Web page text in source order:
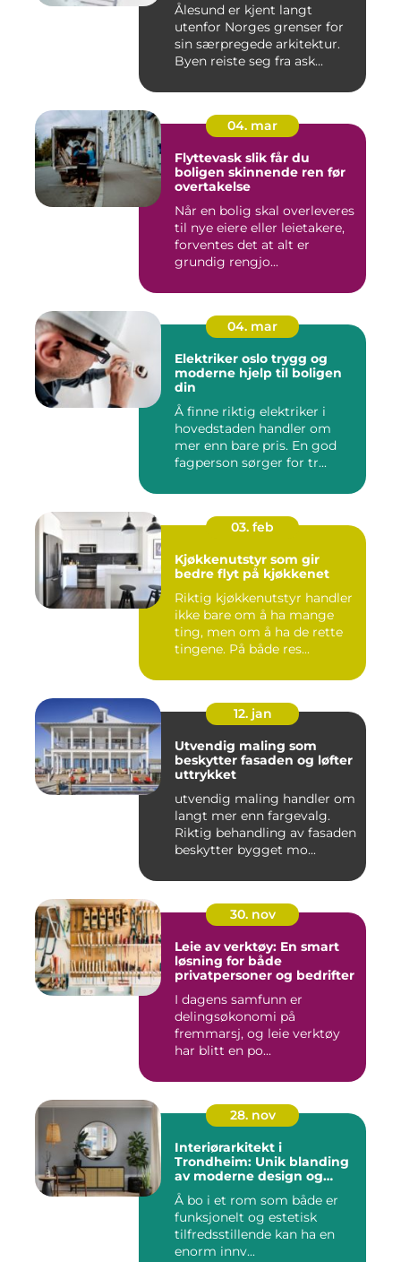
Ålesund er kjent langt
utenfor Norges grenser for
sin særpregede arkitektur.
Byen reiste seg fra ask...
04. mar
Flyttevask slik får du
boligen skinnende ren før
overtakelse
Når en bolig skal overleveres
til nye eiere eller leietakere,
forventes det at alt er
grundig rengjo...
04. mar
Elektriker oslo trygg og
moderne hjelp til boligen
din
Å finne riktig elektriker i
hovedstaden handler om
mer enn bare pris. En god
fagperson sørger for tr...
03. feb
Kjøkkenutstyr som gir
bedre flyt på kjøkkenet
Riktig kjøkkenutstyr handler
ikke bare om å ha mange
ting, men om å ha de rette
tingene. På både res...
12. jan
Utvendig maling som
beskytter fasaden og løfter
uttrykket
utvendig maling handler om
langt mer enn fargevalg.
Riktig behandling av fasaden
beskytter bygget mo...
30. nov
Leie av verktøy: En smart
løsning for både
privatpersoner og bedrifter
I dagens samfunn er
delingsøkonomi på
fremmarsj, og leie verktøy
har blitt en po...
28. nov
Interiørarkitekt i
Trondheim: Unik blanding
av moderne design og
tradisjonelle elementer
Å bo i et rom som både er
funksjonelt og estetisk
tilfredsstillende kan ha en
enorm innv...